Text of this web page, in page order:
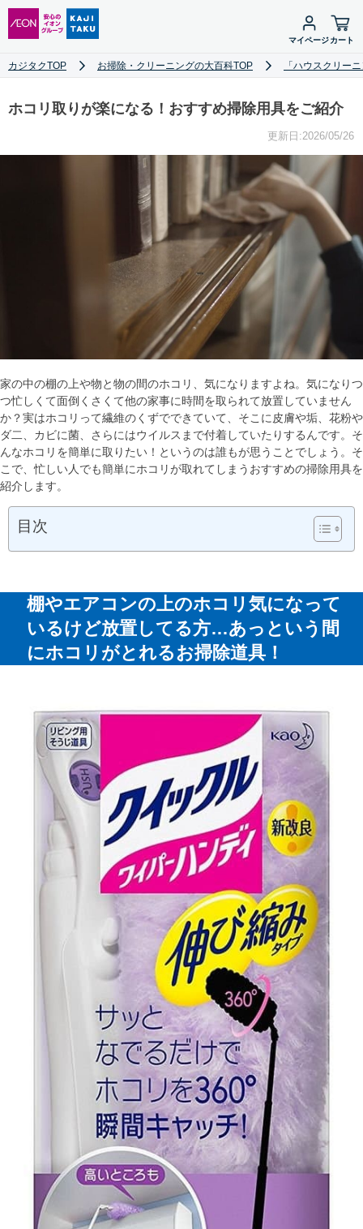
マイページカート
カジタクTOP お掃除・クリーニングの大百科TOP 「ハウスクリー
ホコリ取りが楽になる！おすすめ掃除用具をご紹介
更新日:2026/05/26
家の中の棚の上や物と物の間のホコリ、気になりますよね。気になりつ
つ忙しくて面倒くさくて他の家事に時間を取られて放置していません
か？実はホコリって繊維のくずでできていて、そこに皮膚や垢、花粉や
ダ二、カビに菌、さらにはウイルスまで付着していたりするんです。そ
んなホコリを簡単に取りたい！というのは誰もが思うことでしょう。そ
こで、忙しい人でも簡単にホコリが取れてしまうおすすめの掃除用具を
紹介します。
目次
棚やエアコンの上のホコリ気になって
いるけど放置してる方…あっという間
にホコリがとれるお掃除道具！